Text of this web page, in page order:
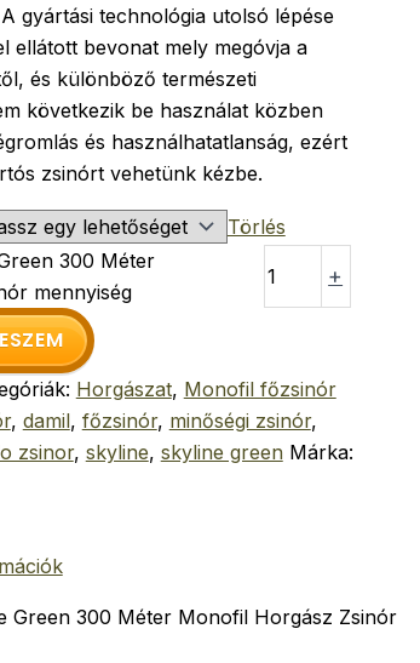
gyártási technológia utolsó lépése
ellátott bevonat mely megóvja a
és különböző természeti
következik be használat közben
és használhatatlanság, ezért
zsinórt vehetünk kézbe.
Törlés
300 Méter
mennyiség
+
Horgászat, Monofil főzsinór
, damil, főzsinór, minőségi zsinór,
zsinor, skyline, skyline green Márka:
Green 300 Méter Monofil Horgász Zsinór